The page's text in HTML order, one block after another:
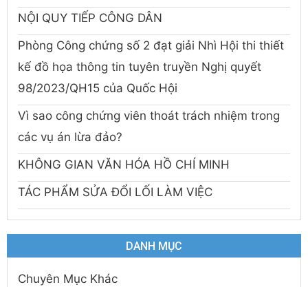
NỘI QUY TIẾP CÔNG DÂN
Phòng Công chứng số 2 đạt giải Nhì Hội thi thiết
kế đồ họa thông tin tuyên truyền Nghị quyết
98/2023/QH15 của Quốc Hội
Vì sao công chứng viên thoát trách nhiệm trong
các vụ án lừa đảo?
KHÔNG GIAN VĂN HÓA HỒ CHÍ MINH
TÁC PHẨM SỬA ĐỔI LỐI LÀM VIỆC
DANH MỤC
Chuyên Mục Khác